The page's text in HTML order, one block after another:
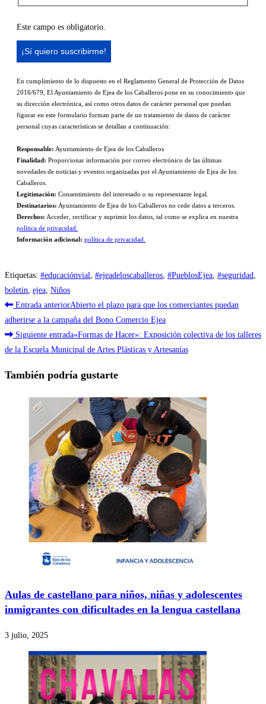
Este campo es obligatorio.
En cumplimiento de lo dispuesto en el Reglamento General de Protección de Datos
2016/679, El Ayuntamiento de Ejea de los Caballeros pone en su conocimiento que
su dirección electrónica, así como otros datos de carácter personal que puedan
figurar en este formulario forman parte de un tratamiento de datos de carácter
personal cuyas características se detallan a continuación:
Responsable: Ayuntamiento de Ejea de los Caballeros
Finalidad: Proporcionar información por correo electrónico de las últimas
novedades de noticias y eventos organizadas por el Ayuntamiento de Ejea de los
Caballeros.
Legitimación: Consentimiento del interesado o su representante legal.
Destinatarios: Ayuntamiento de Ejea de los Caballeros no cede datos a terceros.
Derechos: Acceder, rectificar y suprimir los datos, tal como se explica en nuestra
política de privacidad.
Información adicional: política de privacidad.
Etiquetas: #educaciónvial #ejeadeloscaballeros #PueblosEjea #seguridad
boletin ejea Niños
Leer
más
artículos
Entrada anteriorAbierto el plazo para que los comerciantes puedan
adherirse a la campaña del Bono Comercio Ejea
Siguiente entrada«Formas de Hacer»: Exposición colectiva de los talleres
de la Escuela Municipal de Artes Plásticas y Artesanías
También podría gustarte
Aulas de castellano para niños, niñas y adolescentes
inmigrantes con dificultades en la lengua castellana
3 julio, 2025